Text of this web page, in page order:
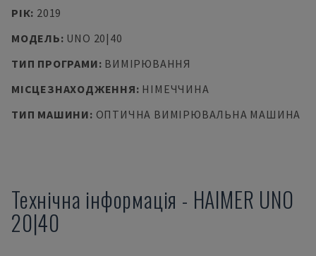
РІК: 2019
МОДЕЛЬ: UNO 20|40
ТИП ПРОГРАМИ: ВИМІРЮВАННЯ
МІСЦЕЗНАХОДЖЕННЯ: НІМЕЧЧИНА
ТИП МАШИНИ: ОПТИЧНА ВИМІРЮВАЛЬНА МАШИНА
Технічна інформація - HAIMER UNO
20|40